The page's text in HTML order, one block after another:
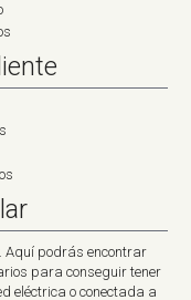
Aquí podrás encontrar
para conseguir tener
eléctrica o conectada a